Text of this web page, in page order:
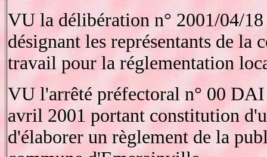
VU la délibération n° 2001/04/
désignant les représentants de la
travail pour la réglementation
VU l'arrêté préfectoral n° 00
avril 2001 portant constitution
d'élaborer un règlement de la